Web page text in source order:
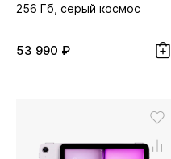
256 Гб, серый космос
53 990 ₽